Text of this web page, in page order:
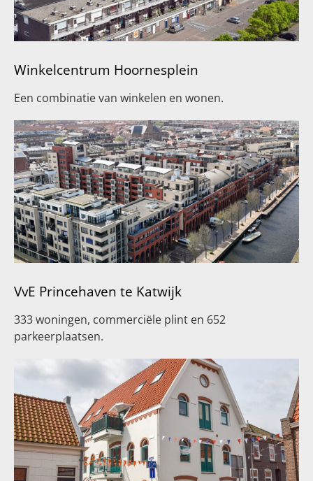
Winkelcentrum Hoornesplein
Een combinatie van winkelen en wonen.
VvE Princehaven te Katwijk
333 woningen, commerciële plint en 652
parkeerplaatsen.